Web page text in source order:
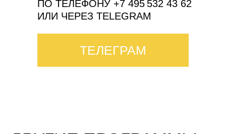
ПО ТЕЛЕФОНУ +7 495 532 43 62
ИЛИ ЧЕРЕЗ TELEGRAM
ТЕЛЕГРАМ